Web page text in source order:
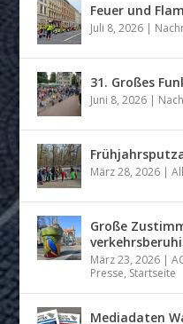
Feuer und
Juli 8, 2026 |
31. Großes
Juni 8, 2026 |
März 28, 2026 |
Große
März 23, 2026 |
Presse, Startseite
Mediadaten